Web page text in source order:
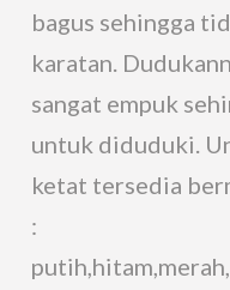
bagus sehingga
karatan.
sangat empuk
untuk diduduki.
ketat tersedia
: